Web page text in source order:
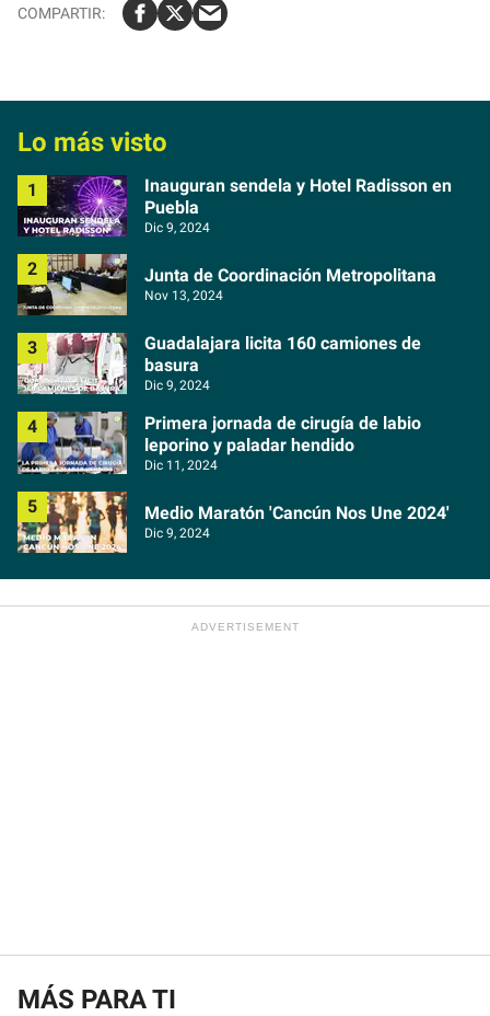
Lo más visto
Inauguran sendela y Hotel Radisson en
Puebla
Dic 9, 2024
Junta de Coordinación Metropolitana
Nov 13, 2024
Guadalajara licita 160 camiones de
basura
Dic 9, 2024
Primera jornada de cirugía de labio
leporino y paladar hendido
Dic 11, 2024
Medio Maratón 'Cancún Nos Une 2024'
Dic 9, 2024
MÁS PARA TI